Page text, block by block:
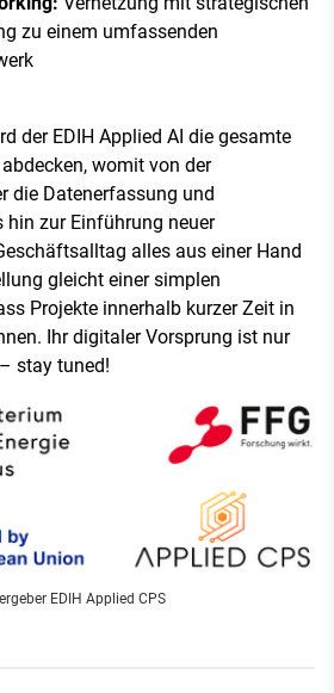
zu einem umfassenden
der EDIH Applied AI die gesamte
womit von der
die Datenerfassung und
zur Einführung neuer
alles aus einer Hand
gleicht einer simplen
Projekte innerhalb kurzer Zeit in
Ihr digitaler Vorsprung ist nur
stay tuned!
EDIH Applied CPS